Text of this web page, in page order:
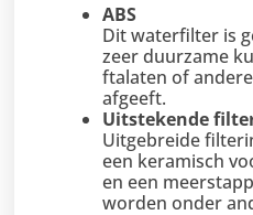
ABS
Dit waterfilter is
zeer duurzame
ftalaten of
afgeeft.
Uitstekende
Uitgebreide
een keramisch
en een
worden onder